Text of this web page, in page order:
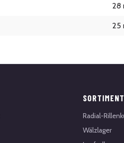
28
25
SORTIMENT
Radial-
Wälzlager